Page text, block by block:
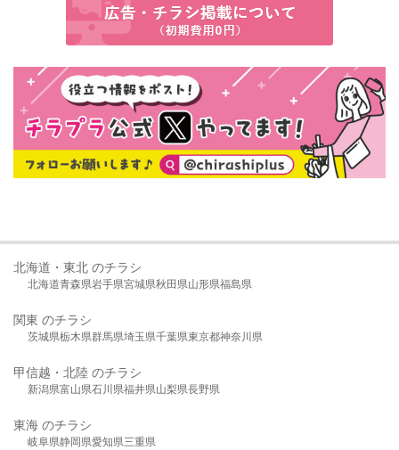
北海道・東北 のチラシ
北海道青森県岩手県宮城県秋田県山形県福島県
関東 のチラシ
茨城県栃木県群馬県埼玉県千葉県東京都神奈川県
甲信越・北陸 のチラシ
新潟県富山県石川県福井県山梨県長野県
東海 のチラシ
岐阜県静岡県愛知県三重県